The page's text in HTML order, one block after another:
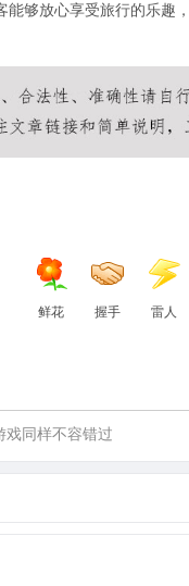
够放心享受旅行的乐趣
鲜花 握手 雷人
戏同样不容错过